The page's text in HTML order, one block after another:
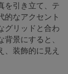
を引き立て、テ
的なアクセント
グリッドと合わ
景にすると、
、装飾的に見え